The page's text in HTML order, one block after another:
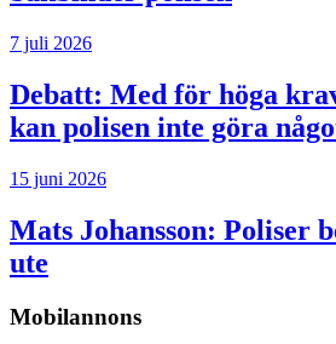
7 juli 2026
Debatt: Med för höga
kan polisen inte göra
15 juni 2026
Mats Johansson: Poliser
ute
Mobilannons